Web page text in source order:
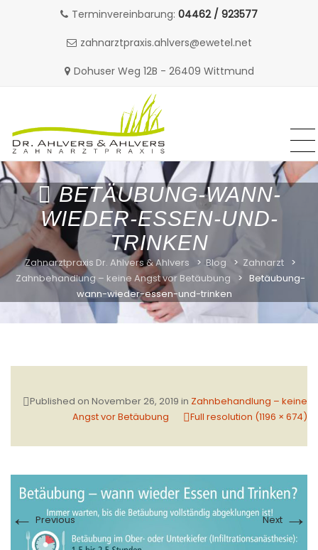
Terminvereinbarung: 04462 / 923577
zahnarztpraxis.ahlvers@ewetel.net
Dohuser Weg 12B - 26409 Wittmund
Skip
to
content
BETÄUBUNG-WANN-
WIEDER-ESSEN-UND-
TRINKEN
Zahnarztpraxis Dr. Ahlvers & Ahlvers > Blog > Zahnarzt
>
Zahnbehandlung – keine Angst vor Betäubung
> Betäubung-
wann-wieder-essen-und-trinken
Published on November 26, 2019 in Zahnbehandlung – keine
Angst vor Betäubung
Full resolution (1196 × 674)
← Previous Next →